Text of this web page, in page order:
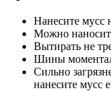
Нанесите мусс
Можно
Вытирать не
Шины
Сильно
нанесите мусс